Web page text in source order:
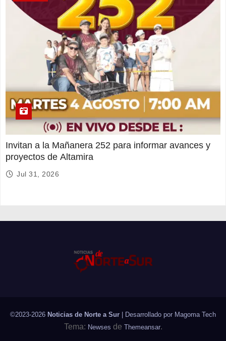
Invitan a la Mañanera 252 para informar avances y
proyectos de Altamira
Jul 31, 2026
©2023-2026 Noticias de Norte a Sur | Desarrollado por Magoma Tech
Tema: Newses de Themeansar.